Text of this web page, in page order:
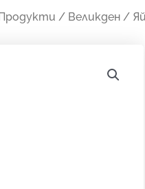
Продукти / Великден /